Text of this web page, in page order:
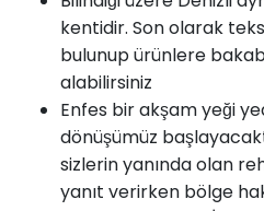
kentidir. Son olarak
bulunup ürünlere
alabilirsiniz
Enfes bir akşam yeği
dönüşümüz
sizlerin yanında olan
yanıt verirken bölge